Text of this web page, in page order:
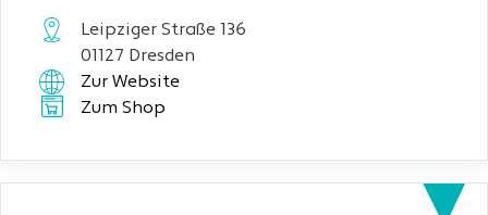
Leipziger Straße 136
01127 Dresden
Zur Website
Zum Shop